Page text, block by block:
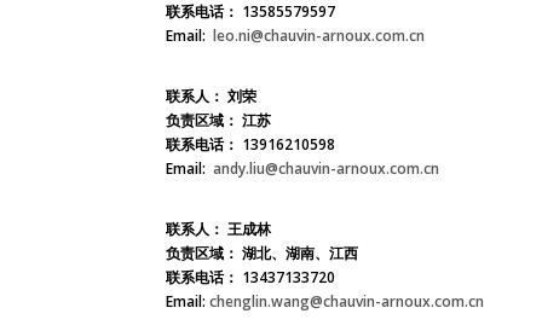
联系电话： 13585579597
Email: leo.ni@chauvin-arnoux.com.cn
联系人： 刘荣
负责区域： 江苏
联系电话： 13916210598
Email: andy.liu@chauvin-arnoux.com.cn
联系人： 王成林
负责区域： 湖北、湖南、江西
联系电话： 13437133720
Email: chenglin.wang@chauvin-arnoux.com.cn